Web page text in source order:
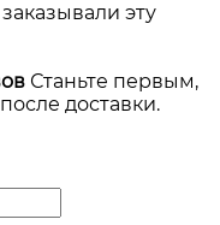
эту
Станьте первым,
доставки.